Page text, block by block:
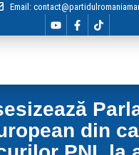
Email:
din